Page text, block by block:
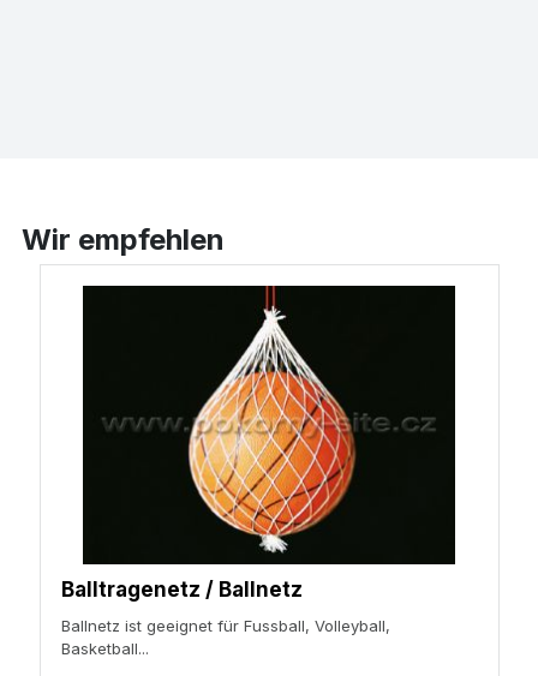
Wir empfehlen
Balltragenetz / Ballnetz
Ballnetz ist geeignet für Fussball, Volleyball,
Basketball...